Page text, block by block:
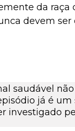
da raça
devem ser
saudável
já é um
investigado